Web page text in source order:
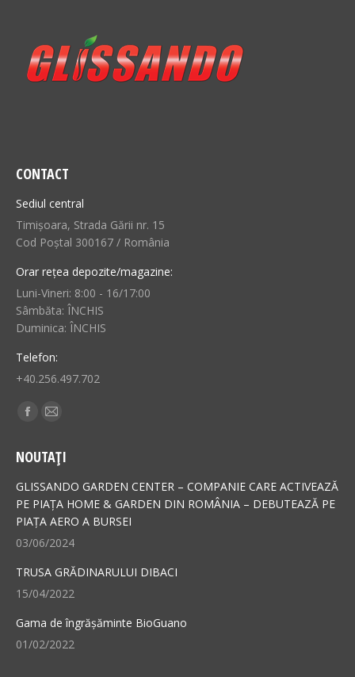
CONTACT
Sediul central
Timișoara, Strada Gării nr. 15
Cod Poștal 300167 / România
Orar rețea depozite/magazine:
Luni-Vineri: 8:00 - 16/17:00
Sâmbăta: ÎNCHIS
Duminica: ÎNCHIS
Telefon:
+40.256.497.702
Find us on:
Facebook
opens
in
new
window
Mail
opens
in
new
window
NOUTAȚI
GLISSANDO GARDEN CENTER – COMPANIE CARE ACTIVEAZĂ
PE PIAȚA HOME & GARDEN DIN ROMÂNIA – DEBUTEAZĂ PE
PIAȚA AERO A BURSEI
03/06/2024
TRUSA GRĂDINARULUI DIBACI
15/04/2022
Gama de îngrășăminte BioGuano
01/02/2022